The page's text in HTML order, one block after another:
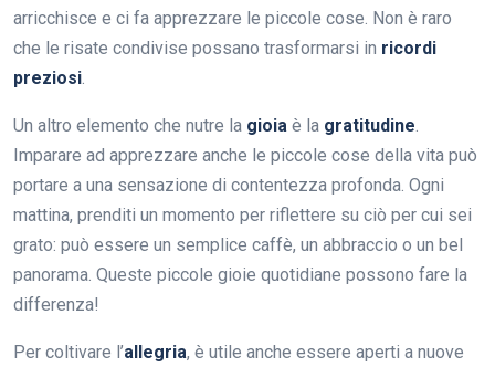
arricchisce e ci fa apprezzare le piccole cose. Non è raro
che le risate condivise possano trasformarsi in ricordi
preziosi.
Un altro elemento che nutre la gioia è la gratitudine.
Imparare ad apprezzare anche le piccole cose della vita può
portare a una sensazione di contentezza profonda. Ogni
mattina, prenditi un momento per riflettere su ciò per cui sei
grato: può essere un semplice caffè, un abbraccio o un bel
panorama. Queste piccole gioie quotidiane possono fare la
differenza!
Per coltivare l’allegria, è utile anche essere aperti a nuove